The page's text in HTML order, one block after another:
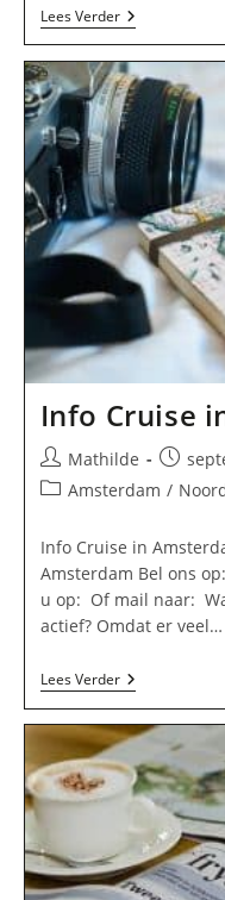
Lees VerderTrouw
BV
Amsterdam
Info Cruise
Bericht
auteur:
Mathilde
Bericht
Berichtcategorie:
Amsterdam /
Info Cruise in
Amsterdam Bel ons
u op: Of mail naar:
actief? Omdat er veel…
Lees VerderInfo
Cruise
Amsterdam